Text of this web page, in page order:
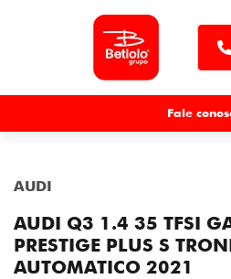
Fale
AUDI
AUDI Q3 1.4 35 TFSI
PRESTIGE PLUS S
AUTOMATICO 2021